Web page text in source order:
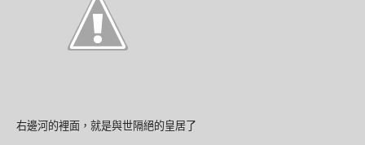
右邊河的裡面，就是與世隔絕的皇居了